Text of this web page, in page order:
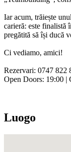
Iar acum, trăiește
carieră: este finalistă
pregătită să își ducă
Ci vediamo, amici!
Rezervari: 0747 822
Open Doors: 19:00 |
Luogo